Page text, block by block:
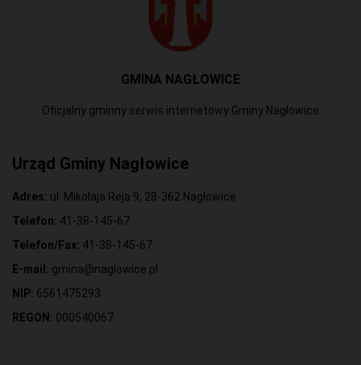
GMINA NAGŁOWICE
Oficjalny gminny serwis internetowy Gminy Nagłowice
Urząd Gminy Nagłowice
Adres: ul. Mikołaja Reja 9, 28-362 Nagłowice
Telefon: 41-38-145-67
Telefon/Fax: 41-38-145-67
E-mail: gmina@naglowice.pl
NIP: 6561475293
REGON: 000540067